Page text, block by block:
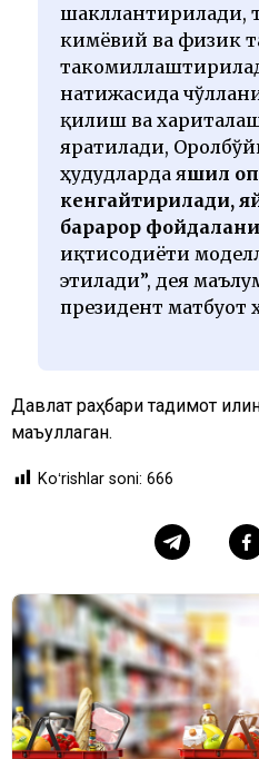
шакллантирилади,
кимёвий ва физик
натижасида
қилиш ва
яратилади,
ҳудудларда яшил
кенгайтирилади,
барқарор
иқтисодиёти
этилади”, дея
президент матбуот
Давлат раҳбари тақдимот
маъқуллаган.
Koʻrishlar soni: 666